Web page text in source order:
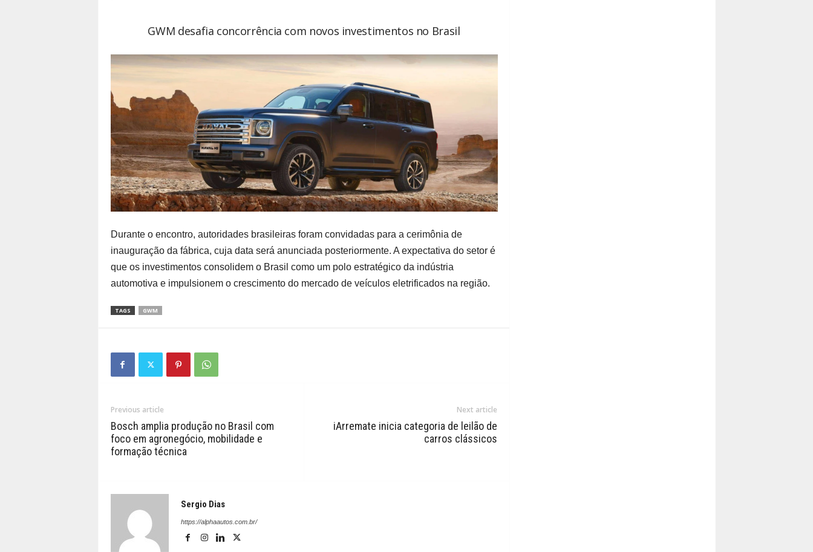
GWM desafia concorrência com novos investimentos no Brasil
Durante o encontro, autoridades brasileiras foram convidadas para a cerimônia de
inauguração da fábrica, cuja data será anunciada posteriormente. A expectativa do setor é
que os investimentos consolidem o Brasil como um polo estratégico da indústria
automotiva e impulsionem o crescimento do mercado de veículos eletrificados na região.
TAGS GWM
Previous article
Bosch amplia produção no Brasil com
foco em agronegócio, mobilidade e
formação técnica
Next article
iArremate inicia categoria de leilão de
carros clássicos
Sergio Dias
https://alphaautos.com.br/